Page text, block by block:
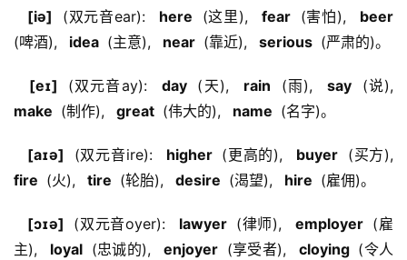
  [iə]
(双元音ear):
  here
(这里),
  fear
(害怕),
(啤酒),
  idea
(主意),
  near
(靠近),
  serious
(严肃的)。
  [eɪ]
(双元音ay):
  day
(天),
  rain
(雨),
  say
make (制作),
  great
(伟大的),
  name
(名字)。
  [aɪə]
(双元音ire):
  higher
(更高的),
  buyer
fire (火),
  tire
(轮胎),
  desire
(渴望),
  hire
(雇佣)。
  [ɔɪə]
(双元音oyer):
  lawyer
(律师),
  employer
(雇
主),
  loyal
(忠诚的),
  enjoyer
(享受者),
  cloying
(令人